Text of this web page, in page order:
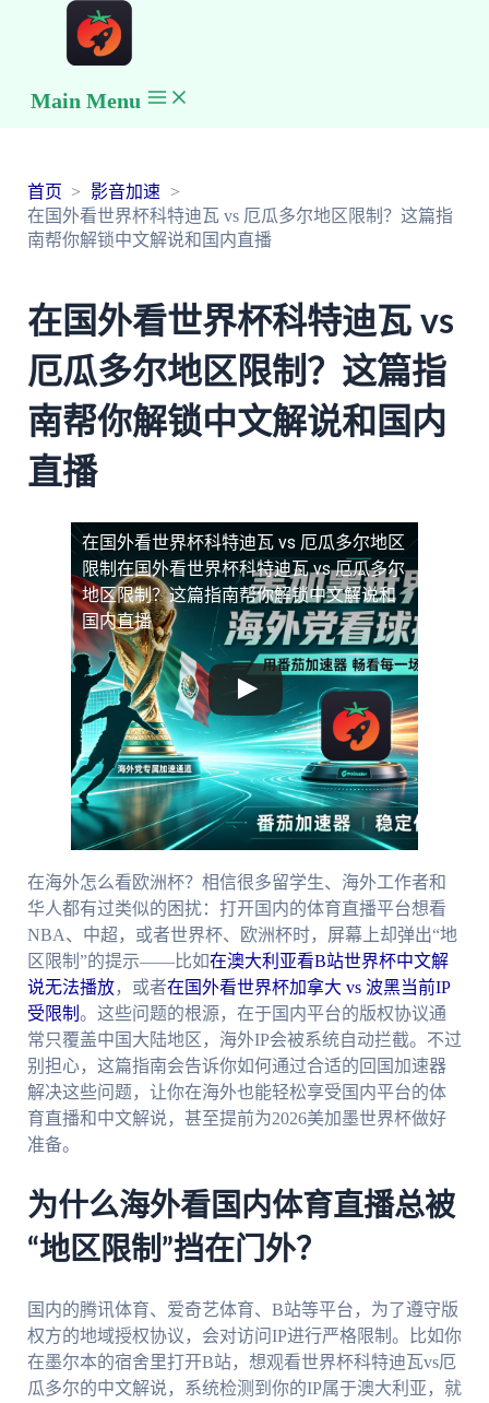
Main Menu
首页
影音加速
在国外看世界杯科特迪瓦 vs 厄瓜多尔地区限制？这篇指
南帮你解锁中文解说和国内直播
在国外看世界杯科特迪瓦 vs
厄瓜多尔地区限制？这篇指
南帮你解锁中文解说和国内
直播
在国外看世界杯科特迪瓦 vs 厄瓜多尔地区
限制 在国外看世界杯科特迪瓦 vs 厄瓜多尔
地区限制？这篇指南帮你解锁中文解说和
国内直播
在海外怎么看欧洲杯？相信很多留学生、海外工作者和
华人都有过类似的困扰：打开国内的体育直播平台想看
NBA、中超，或者世界杯、欧洲杯时，屏幕上却弹出“地
区限制”的提示——比如在澳大利亚看B站世界杯中文解
说无法播放，或者在国外看世界杯加拿大 vs 波黑当前IP
受限制 。这些问题的根源，在于国内平台的版权协议通
常只覆盖中国大陆地区，海外IP会被系统自动拦截。不过
别担心，这篇指南会告诉你如何通过合适的回国加速器
解决这些问题，让你在海外也能轻松享受国内平台的体
育直播和中文解说，甚至提前为2026美加墨世界杯做好
准备。
为什么海外看国内体育直播总被
“地区限制”挡在门外？
国内的腾讯体育、爱奇艺体育、B站等平台，为了遵守版
权方的地域授权协议，会对访问IP进行严格限制。比如你
在墨尔本的宿舍里打开B站，想观看世界杯科特迪瓦vs厄
瓜多尔的中文解说，系统检测到你的IP属于澳大利亚，就